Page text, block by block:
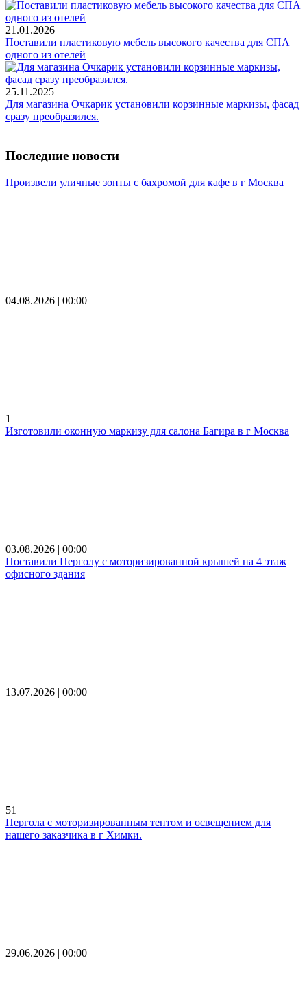
21.01.2026
Поставили пластиковую мебель высокого качества для СПА
одного из отелей
25.11.2025
Для магазина Очкарик установили корзинные маркизы, фасад
сразу преобразился.
Последние новости
Произвели уличные зонты с бахромой для кафе в г Москва
04.08.2026 | 00:00
1
Изготовили оконную маркизу для салона Багира в г Москва
03.08.2026 | 00:00
Поставили Перголу с моторизированной крышей на 4 этаж
офисного здания
13.07.2026 | 00:00
51
Пергола с моторизированным тентом и освещением для
нашего заказчика в г Химки.
29.06.2026 | 00:00